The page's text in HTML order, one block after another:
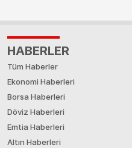
HABERLER
Tüm Haberler
Ekonomi Haberleri
Borsa Haberleri
Döviz Haberleri
Emtia Haberleri
Altın Haberleri